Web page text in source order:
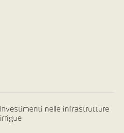
Investimenti nelle infrastrutture
irrigue